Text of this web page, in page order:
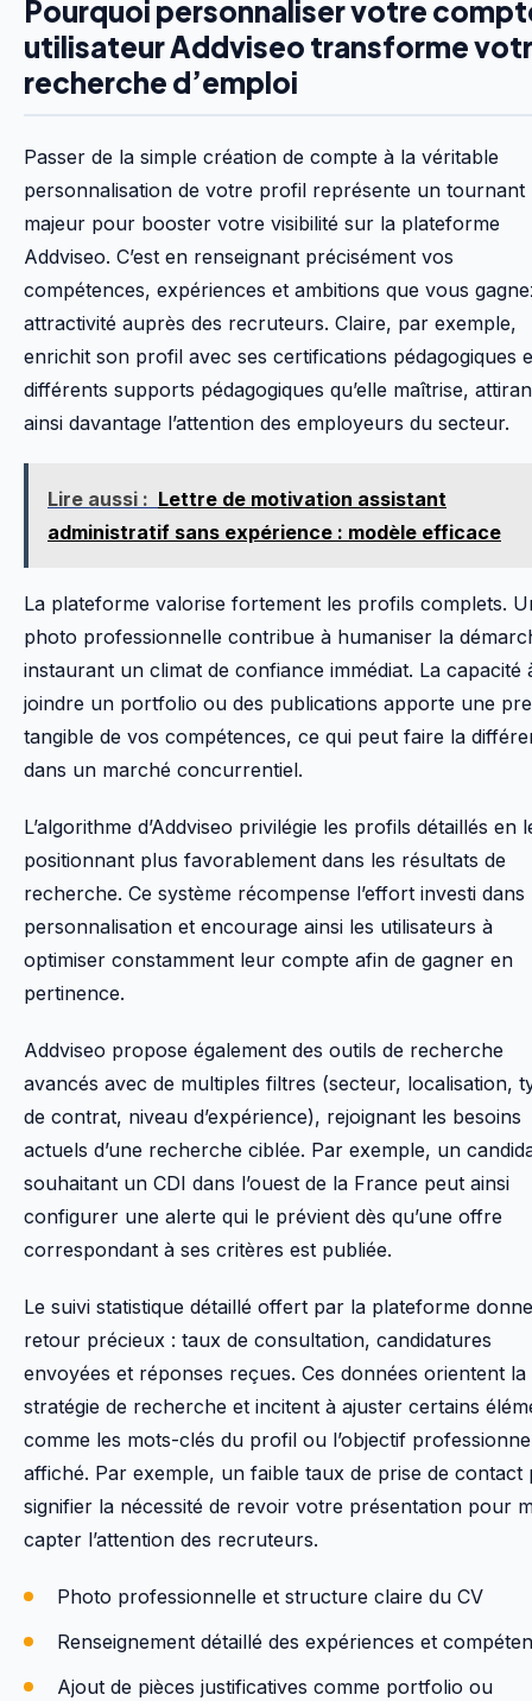
Pourquoi personnaliser votre
utilisateur Addviseo transforme
recherche d’emploi
Passer de la simple création de compte à la véritable
personnalisation de votre profil représente un tournant
majeur pour booster votre visibilité sur la plateforme
Addviseo. C’est en renseignant précisément vos
compétences, expériences et ambitions que vous
attractivité auprès des recruteurs. Claire, par exemple,
enrichit son profil avec ses certifications pédagogiques
différents supports pédagogiques qu’elle maîtrise,
ainsi davantage l’attention des employeurs du secteur.
Lire aussi : Lettre de motivation assistant
administratif sans expérience : modèle efficace
La plateforme valorise fortement les profils complets.
photo professionnelle contribue à humaniser la
instaurant un climat de confiance immédiat. La capacité
joindre un portfolio ou des publications apporte une
tangible de vos compétences, ce qui peut faire la
dans un marché concurrentiel.
L’algorithme d’Addviseo privilégie les profils détaillés en
positionnant plus favorablement dans les résultats de
recherche. Ce système récompense l’effort investi dans
personnalisation et encourage ainsi les utilisateurs à
optimiser constamment leur compte afin de gagner en
pertinence.
Addviseo propose également des outils de recherche
avancés avec de multiples filtres (secteur, localisation,
de contrat, niveau d’expérience), rejoignant les besoins
actuels d’une recherche ciblée. Par exemple, un
souhaitant un CDI dans l’ouest de la France peut ainsi
configurer une alerte qui le prévient dès qu’une offre
correspondant à ses critères est publiée.
Le suivi statistique détaillé offert par la plateforme
retour précieux : taux de consultation, candidatures
envoyées et réponses reçues. Ces données orientent la
stratégie de recherche et incitent à ajuster certains
comme les mots-clés du profil ou l’objectif
affiché. Par exemple, un faible taux de prise de contact
signifier la nécessité de revoir votre présentation pour
capter l’attention des recruteurs.
Photo professionnelle et structure claire du CV
Renseignement détaillé des expériences et
Ajout de pièces justificatives comme portfolio ou